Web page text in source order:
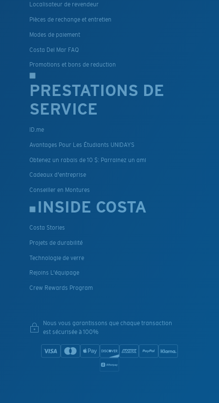
Localisateur de revendeur
Pièces de rechange et entretien
Modes de paiement
Costa Del Mar FAQ
Promotions et bons de reduction
PRESTATIONS DE
SERVICE
ID.me
Avantages Pour Les Étudiants UNIDAYS
Obtenez un rabais de 10 $: Parrainez un ami
Cadeaux d'entreprise
Conseiller en Montures
INSIDE COSTA
Costa Stories
Projets de durabilité
Technologie de verre
Rejoins L'équipage
Crew Rewards Program
Nous vous garantissons que chaque transaction
est sécurisée à 100%